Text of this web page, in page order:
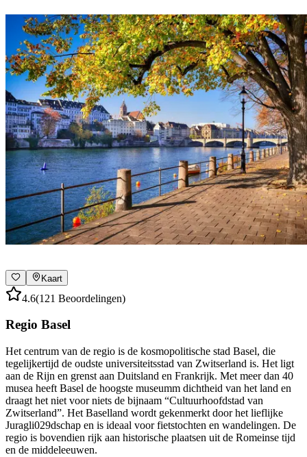
Kaart
4.6(121 Beoordelingen)
Regio Basel
Het centrum van de regio is de kosmopolitische stad Basel, die
tegelijkertijd de oudste universiteitsstad van Zwitserland is. Het ligt
aan de Rijn en grenst aan Duitsland en Frankrijk. Met meer dan 40
musea heeft Basel de hoogste museumm dichtheid van het land en
draagt het niet voor niets de bijnaam “Cultuurhoofdstad van
Zwitserland”. Het Baselland wordt gekenmerkt door het lieflijke
Juragli029dschap en is ideaal voor fietstochten en wandelingen. De
regio is bovendien rijk aan historische plaatsen uit de Romeinse tijd
en de middeleeuwen.